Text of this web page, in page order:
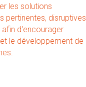
les solutions
pertinentes, disruptives
d'encourager
le développement de